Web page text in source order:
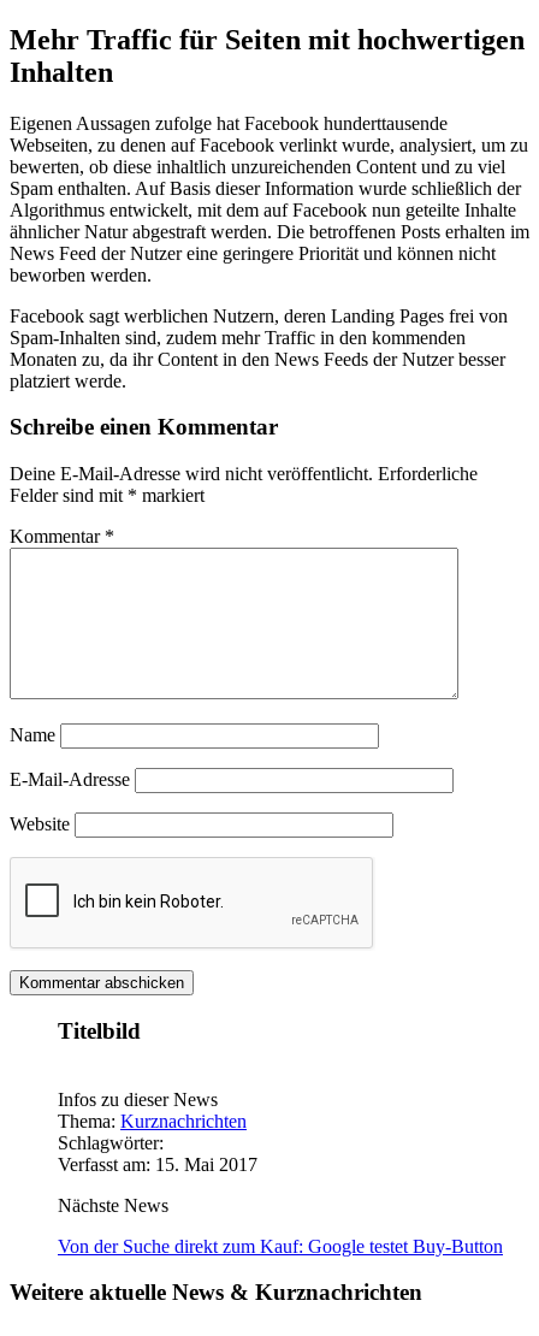
Mehr Traffic für Seiten mit hochwertigen
Inhalten
Eigenen Aussagen zufolge hat Facebook hunderttausende
Webseiten, zu denen auf Facebook verlinkt wurde, analysiert, um zu
bewerten, ob diese inhaltlich unzureichenden Content und zu viel
Spam enthalten. Auf Basis dieser Information wurde schließlich der
Algorithmus entwickelt, mit dem auf Facebook nun geteilte Inhalte
ähnlicher Natur abgestraft werden. Die betroffenen Posts erhalten im
News Feed der Nutzer eine geringere Priorität und können nicht
beworben werden.
Facebook sagt werblichen Nutzern, deren Landing Pages frei von
Spam-Inhalten sind, zudem mehr Traffic in den kommenden
Monaten zu, da ihr Content in den News Feeds der Nutzer besser
platziert werde.
Schreibe einen Kommentar
Deine E-Mail-Adresse wird nicht veröffentlicht. Erforderliche
Felder sind mit * markiert
Kommentar *
Name
E-Mail-Adresse
Website
Titelbild
Infos zu dieser News
Thema: Kurznachrichten
Schlagwörter:
Verfasst am: 15. Mai 2017
Nächste News
Von der Suche direkt zum Kauf: Google testet Buy-Button
Weitere aktuelle News & Kurznachrichten